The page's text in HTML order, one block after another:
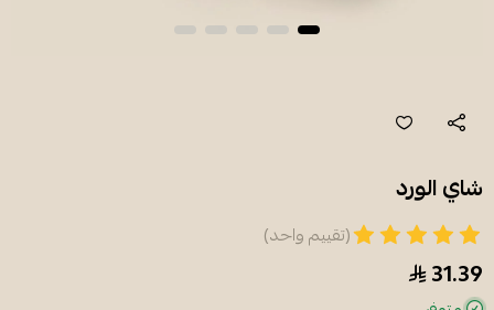
شاي الورد
(تقييم واحد)
31.39